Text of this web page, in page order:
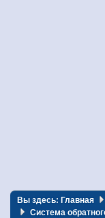
Вы здесь: Главная
Система